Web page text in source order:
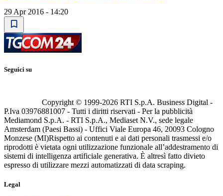
29 Apr 2016 - 14:20
Seguici su
Copyright © 1999-2026 RTI S.p.A. Business Digital -
P.Iva 03976881007 - Tutti i diritti riservati - Per la pubblicità
Mediamond S.p.A. - RTI S.p.A., Mediaset N.V., sede legale
Amsterdam (Paesi Bassi) - Uffici Viale Europa 46, 20093 Cologno
Monzese (MI)Rispetto ai contenuti e ai dati personali trasmessi e/o
riprodotti è vietata ogni utilizzazione funzionale all’addestramento di
sistemi di intelligenza artificiale generativa. È altresì fatto divieto
espresso di utilizzare mezzi automatizzati di data scraping.
Legal